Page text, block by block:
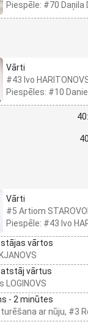
Piespēle: #70 Daņila
Vārti
#43 Ivo
Piespēles: #10
Vārti
#5 Artiom
Piespēle: #43 Ivo
vārtos
vārtus
LOGINOVS
- 2 minūtes
ar nūju, #3